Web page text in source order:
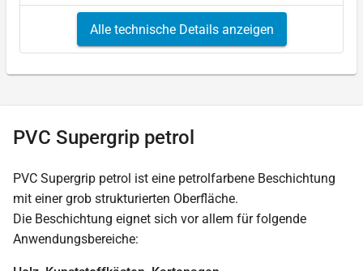
Alle technische Details anzeigen
PVC Supergrip petrol
PVC Supergrip petrol ist eine petrolfarbene Beschichtung
mit einer grob strukturierten Oberfläche.
Die Beschichtung eignet sich vor allem für folgende
Anwendungsbereiche: